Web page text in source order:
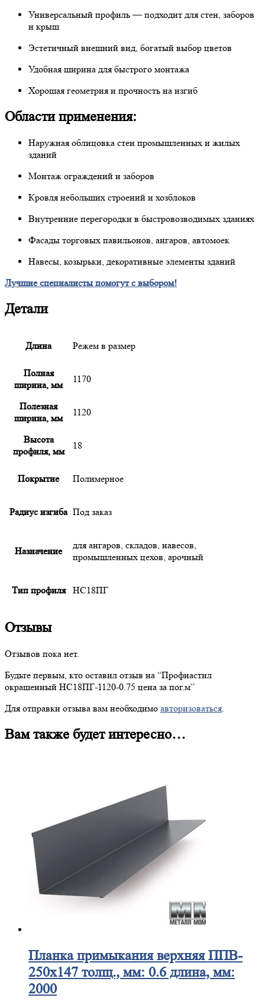
Универсальный профиль — подходит для стен, заборов
и крыш
Эстетичный внешний вид, богатый выбор цветов
Удобная ширина для быстрого монтажа
Хорошая геометрия и прочность на изгиб
Области применения:
Наружная облицовка стен промышленных и жилых
зданий
Монтаж ограждений и заборов
Кровля небольших строений и хозблоков
Внутренние перегородки в быстровозводимых зданиях
Фасады торговых павильонов, ангаров, автомоек
Навесы, козырьки, декоративные элементы зданий
Лучшие специалисты помогут с выбором!
Детали
Длина Режем в размер
Полная
ширина, мм
1170
Полезная
ширина, мм
1120
Высота
профиля, мм
18
Покрытие Полимерное
Радиус изгиба Под заказ
Назначение
для ангаров, складов, навесов,
промышленных цехов, арочный
Тип профиля НС18ПГ
Отзывы
Отзывов пока нет.
Будьте первым, кто оставил отзыв на “Профнастил
окрашенный НС18ПГ-1120-0.75 цена за пог.м”
Для отправки отзыва вам необходимо авторизоваться.
Вам также будет интересно…
Планкапримыкания верхняя ППВ-
250х147 толщ., мм: 0.6 длина, мм:
2000